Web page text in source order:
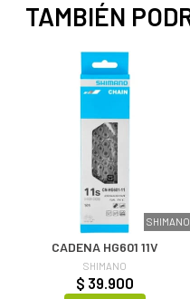
TAMBIÉN
SHIMANO
CADENA HG601 11V
SHIMANO
$ 39.900